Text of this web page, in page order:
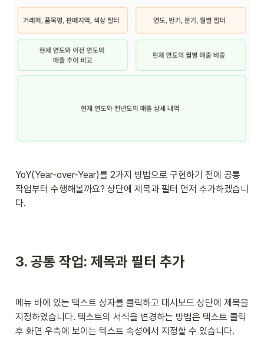
YoY(Year-over-Year)를 2가지 방법으로 구현하기 전에 공통
작업부터 수행해볼까요? 상단에 제목과 필터 먼저 추가하겠습니
다.
3. 공통 작업: 제목과 필터 추가
메뉴 바에 있는 텍스트 상자를 클릭하고 대시보드 상단에 제목을
지정하였습니다. 텍스트의 서식을 변경하는 방법은 텍스트 클릭
후 화면 우측에 보이는 텍스트 속성에서 지정할 수 있습니다.